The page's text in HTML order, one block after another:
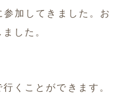
加してきました。お
した。
くことができます。